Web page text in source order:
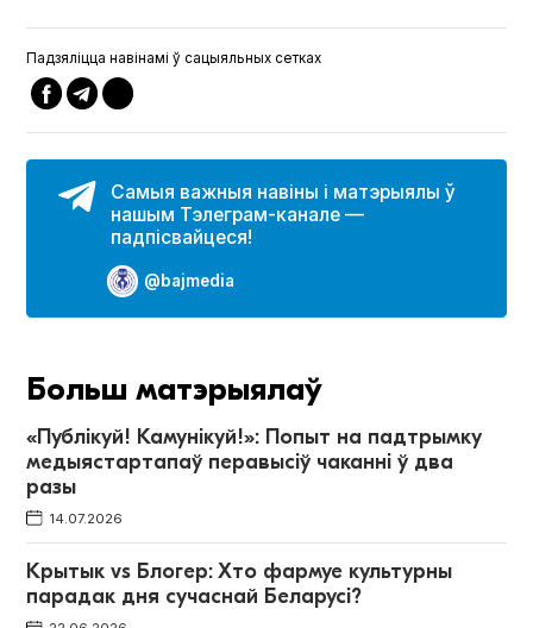
Падзяліцца навінамі ў сацыяльных сетках
Самыя важныя навіны і матэрыялы ў
нашым Тэлеграм-канале —
падпісвайцеся!
@bajmedia
Больш матэрыялаў
«Публікуй! Камунікуй!»: Попыт на падтрымку
медыястартапаў перавысіў чаканні ў два
разы
14.07.2026
Крытык vs Блогер: Хто фармуе культурны
парадак дня сучаснай Беларусі?